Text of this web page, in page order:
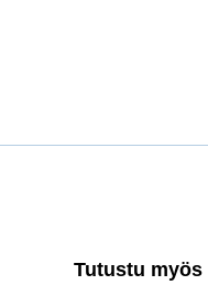
Tutustu myös